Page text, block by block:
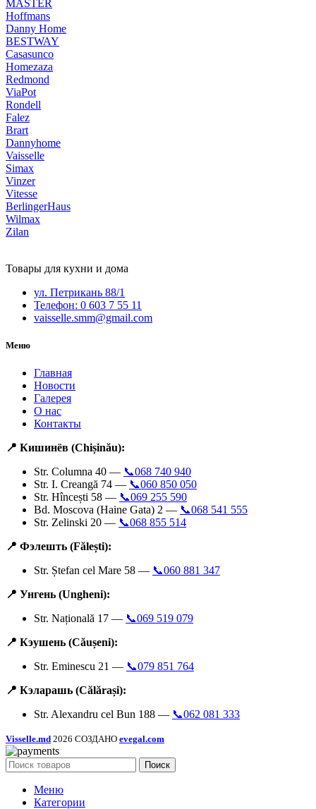
MASTER
Hoffmans
Danny Home
BESTWAY
Casasunco
Homezaza
Redmond
ViaPot
Rondell
Falez
Brart
Dannyhome
Vaisselle
Simax
Vinzer
Vitesse
BerlingerHaus
Wilmax
Zilan
Товары для кухни и дома
ул. Петрикань 88/1
Телефон: 0 603 7 55 11
vaisselle.smm@gmail.com
Меню
Главная
Новости
Галерея
О нас
Контакты
📍 Кишинёв (Chișinău):
Str. Columna 40 — 📞068 740 940
Str. I. Creangă 74 — 📞060 850 050
Str. Hîncești 58 — 📞069 255 590
Bd. Moscova (Haine Gata) 2 — 📞068 541 555
Str. Zelinski 20 — 📞068 855 514
📍 Фэлешть (Fălești):
Str. Ștefan cel Mare 58 — 📞060 881 347
📍 Унгень (Ungheni):
Str. Națională 17 — 📞069 519 079
📍 Кэушень (Căușeni):
Str. Eminescu 21 — 📞079 851 764
📍 Кэларашь (Călărași):
Str. Alexandru cel Bun 188 — 📞062 081 333
Visselle.md 2026 СОЗДАНО evegal.com
Поиск
Меню
Категории